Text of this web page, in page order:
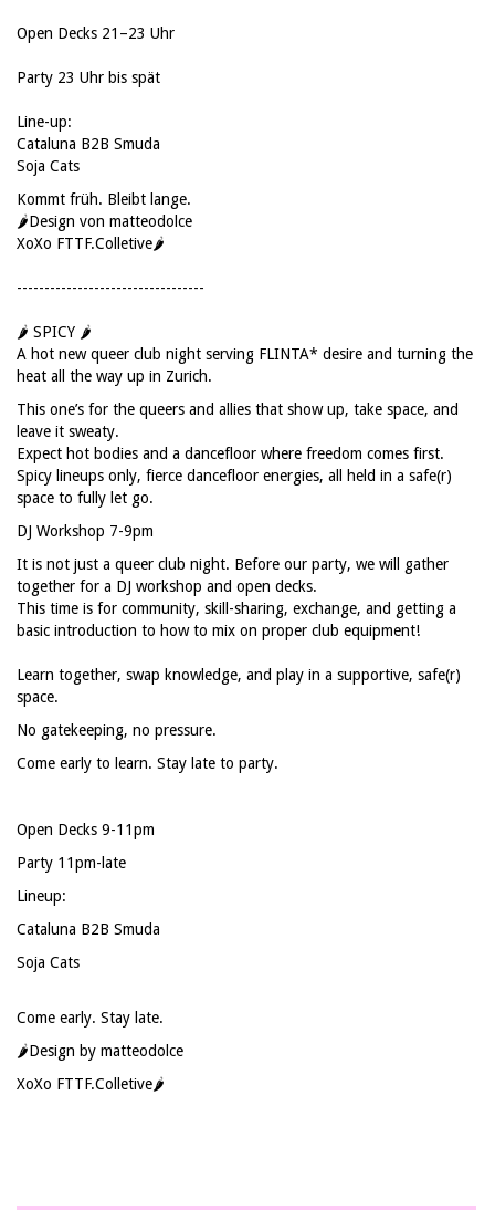
Open Decks 21–23 Uhr
Party 23 Uhr bis spät
Line-up:
Cataluna B2B Smuda
Soja Cats
Kommt früh. Bleibt lange.
🌶️Design von matteodolce
XoXo FTTF.Colletive🌶️
----------------------------------
🌶️ SPICY 🌶️
A hot new queer club night serving FLINTA* desire and turning the
heat all the way up in Zurich.
This one’s for the queers and allies that show up, take space, and
leave it sweaty.
Expect hot bodies and a dancefloor where freedom comes first.
Spicy lineups only, fierce dancefloor energies, all held in a safe(r)
space to fully let go.
DJ Workshop 7-9pm
It is not just a queer club night. Before our party, we will gather
together for a DJ workshop and open decks.
This time is for community, skill-sharing, exchange, and getting a
basic introduction to how to mix on proper club equipment!
Learn together, swap knowledge, and play in a supportive, safe(r)
space.
No gatekeeping, no pressure.
Come early to learn. Stay late to party.
Open Decks 9-11pm
Party 11pm-late
Lineup:
Cataluna B2B Smuda
Soja Cats
Come early. Stay late.
🌶️Design by matteodolce
XoXo FTTF.Colletive🌶️